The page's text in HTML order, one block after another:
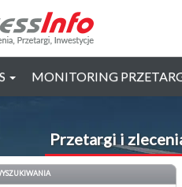
MONITORING
Przetargi i